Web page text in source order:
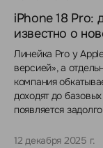
iPhone 18 Pro:
известно о
Линейка Pro у
версией», а
компания
доходят до
появляется
12 декабря 2025 г.